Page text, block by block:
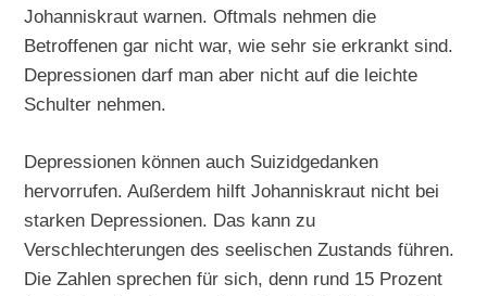
Johanniskraut warnen. Oftmals nehmen die
Betroffenen gar nicht war, wie sehr sie erkrankt sind.
Depressionen darf man aber nicht auf die leichte
Schulter nehmen.
Depressionen können auch Suizidgedanken
hervorrufen. Außerdem hilft Johanniskraut nicht bei
starken Depressionen. Das kann zu
Verschlechterungen des seelischen Zustands führen.
Die Zahlen sprechen für sich, denn rund 15 Prozent